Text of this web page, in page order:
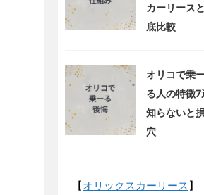
カーリース
底比較
オリコで乗
る人の特徴
知らないと
穴
【オリックスカーリース 】